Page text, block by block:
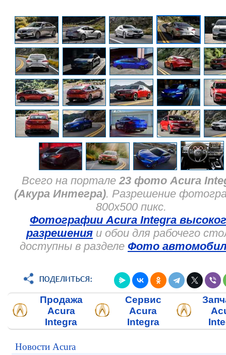
Всего на портале23 фото Acura
(Акура Интегра). Разрешение
800x500 пикс.
Фотографии Acura Integra
разрешения и обои для рабочего
доступны в разделе Фото
Продажа
Acura
Integra
Сервис
Acura
Integra
Новости Acura